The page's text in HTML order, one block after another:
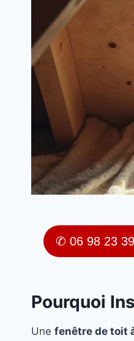
✆ 06 98 23
Pourquoi
Une fenêtre de toit